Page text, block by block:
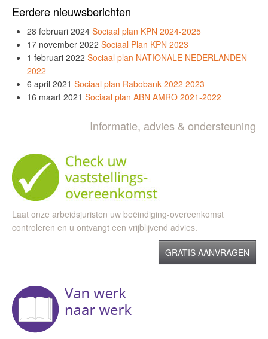
Eerdere nieuwsberichten
28 februari 2024 Sociaal plan KPN 2024-2025
17 november 2022 Sociaal Plan KPN 2023
1 februari 2022 Sociaal plan NATIONALE NEDERLANDEN
2022
6 april 2021 Sociaal plan Rabobank 2022 2023
16 maart 2021 Sociaal plan ABN AMRO 2021-2022
Informatie, advies & ondersteuning
Laat onze arbeidsjuristen uw beëindiging-overeenkomst
controleren en u ontvangt een vrijblijvend advies.
GRATIS AANVRAGEN